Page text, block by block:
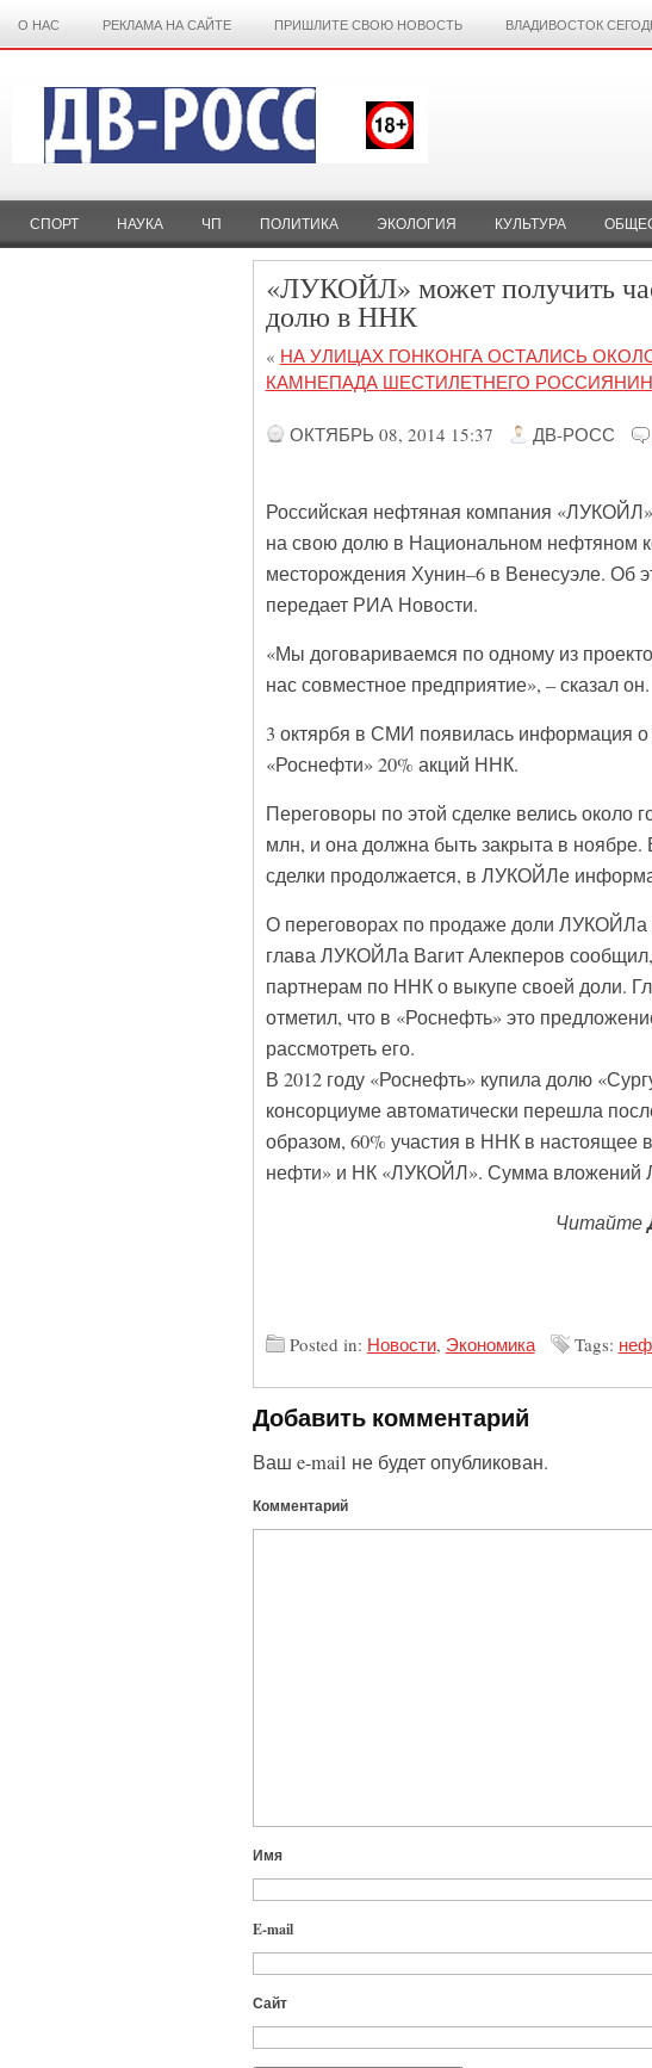
О НАС РЕКЛАМА НА САЙТЕ ПРИШЛИТЕ СВОЮ НОВОСТЬ ВЛАДИВОСТОК
СПОРТ НАУКА ЧП ПОЛИТИКА ЭКОЛОГИЯ КУЛЬТУРА
«ЛУКОЙЛ» может получить
долю в ННК
« НА УЛИЦАХ ГОНКОНГА ОСТАЛИСЬ
КАМНЕПАДА ШЕСТИЛЕТНЕГО
ОКТЯБРЬ 08, 2014 15:37 ДВ-РОСС
Российская нефтяная компания
на свою долю в Национальном нефтяном
месторождения Хунин–6 в Венесуэле. Об
передает РИА Новости.
«Мы договариваемся по одному из
нас совместное предприятие», – сказал он.
3 октярбя в СМИ появилась информация
«Роснефти» 20% акций ННК.
Переговоры по этой сделке велись около
млн, и она должна быть закрыта в
сделки продолжается, в ЛУКОЙЛе
О переговорах по продаже доли ЛУКОЙЛа
глава ЛУКОЙЛа Вагит Алекперов
партнерам по ННК о выкупе своей доли.
отметил, что в «Роснефть» это
рассмотреть его.
В 2012 году «Роснефть» купила долю
консорциуме автоматически перешла
образом, 60% участия в ННК в настоящее
нефти» и НК «ЛУКОЙЛ». Сумма вложений
Читайте
Posted in: Новости, Экономика Tags:
Добавить комментарий
Ваш e-mail не будет опубликован.
Комментарий
Имя
E-mail
Сайт